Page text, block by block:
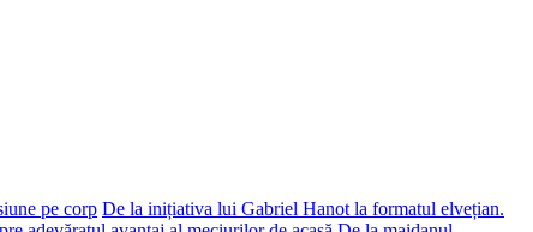
pe corp De la inițiativa lui Gabriel Hanot la formatul elvețian.